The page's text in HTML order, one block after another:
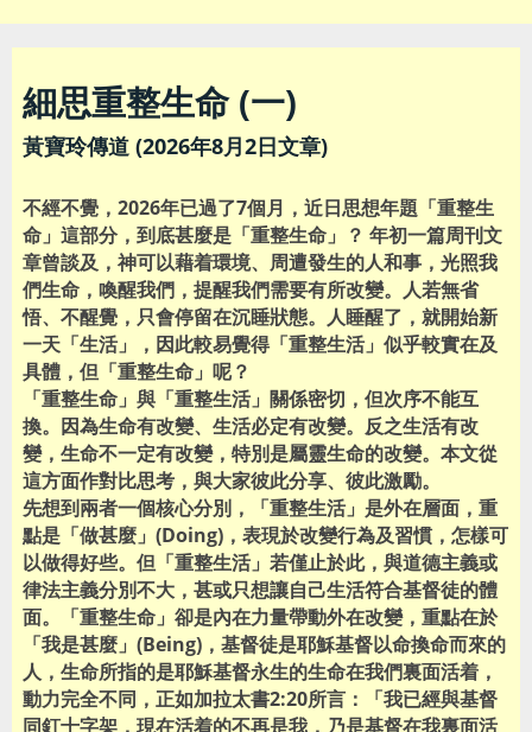
細思重整生命 (一)
黃寶玲傳道 (2026年8月2日文章)
不經不覺，2026年已過了7個月，近日思想年題「重整生
命」這部分，到底甚麼是「重整生命」？ 年初一篇周刊文
章曾談及，神可以藉着環境、周遭發生的人和事，光照我
們生命，喚醒我們，提醒我們需要有所改變。人若無省
悟、不醒覺，只會停留在沉睡狀態。人睡醒了，就開始新
一天「生活」，因此較易覺得「重整生活」似乎較實在及
具體，但「重整生命」呢？
「重整生命」與「重整生活」關係密切，但次序不能互
換。因為生命有改變、生活必定有改變。反之生活有改
變，生命不一定有改變，特別是屬靈生命的改變。本文從
這方面作對比思考，與大家彼此分享、彼此激勵。
先想到兩者一個核心分別，「重整生活」是外在層面，重
點是「做甚麼」(Doing)，表現於改變行為及習慣，怎樣可
以做得好些。但「重整生活」若僅止於此，與道德主義或
律法主義分別不大，甚或只想讓自己生活符合基督徒的體
面。「重整生命」卻是內在力量帶動外在改變，重點在於
「我是甚麼」(Being)，基督徒是耶穌基督以命換命而來的
人，生命所指的是耶穌基督永生的生命在我們裏面活着，
動力完全不同，正如加拉太書2:20所言：「我已經與基督
同釘十字架，現在活着的不再是我，乃是基督在我裏面活